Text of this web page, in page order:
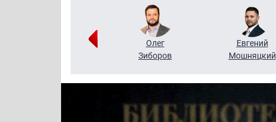
Олег
Зиборов
Евгений
Мошняцкий